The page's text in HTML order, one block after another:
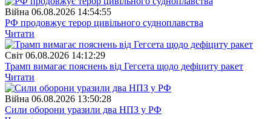
Війна 06.08.2026 14:54:55
РФ продовжує терор цивільного судноплавства
Читати
Свiт 06.08.2026 14:12:29
Трамп вимагає пояснень від Гегсета щодо дефіциту ракет
Читати
Війна 06.08.2026 13:50:28
Сили оборони уразили два НПЗ у РФ